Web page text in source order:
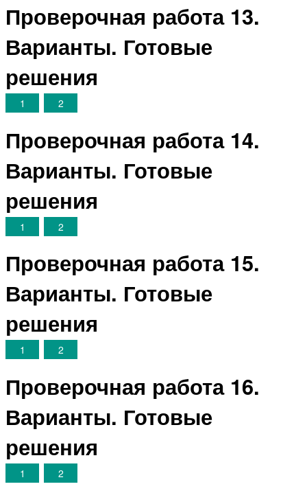
Проверочная работа 13.
Варианты. Готовые
решения
1 2
Проверочная работа 14.
Варианты. Готовые
решения
1 2
Проверочная работа 15.
Варианты. Готовые
решения
1 2
Проверочная работа 16.
Варианты. Готовые
решения
1 2